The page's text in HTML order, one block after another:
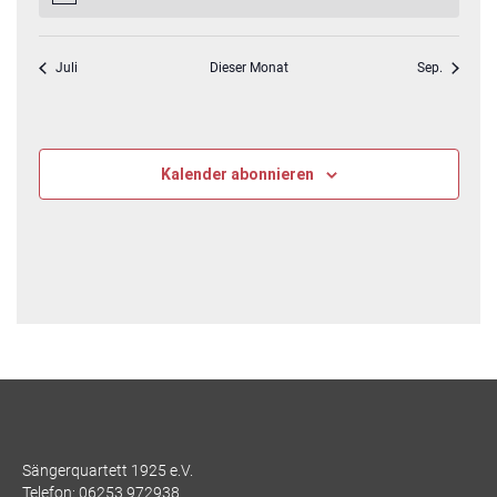
Juli Dieser Monat Sep.
Kalender abonnieren
Sängerquartett 1925 e.V.
Telefon: 06253 972938